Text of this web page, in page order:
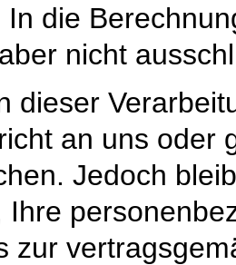
In die
nicht
dieser
an uns oder
Jedoch
Ihre
zur